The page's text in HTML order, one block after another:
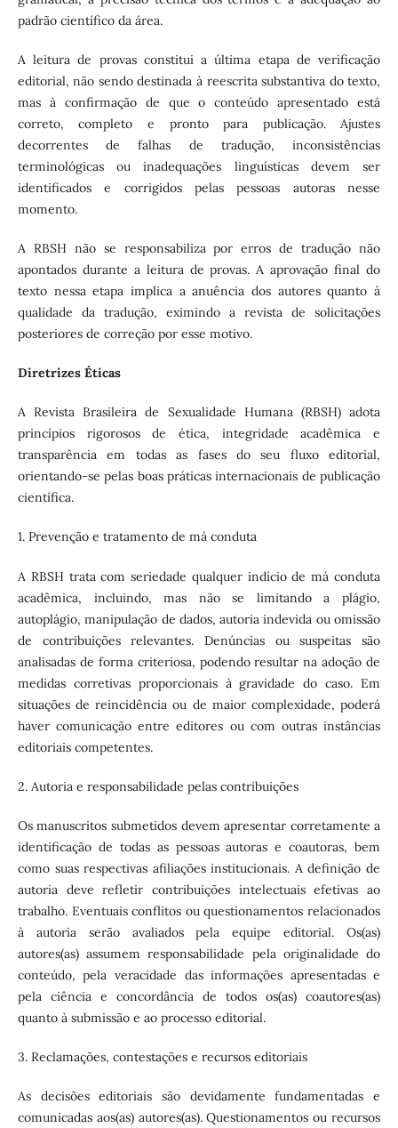
padrão científico da área.
A leitura de provas constitui a última etapa de verificação
editorial, não sendo destinada à reescrita substantiva do texto,
mas à confirmação de que o conteúdo apresentado está
correto, completo e pronto para publicação. Ajustes
decorrentes de falhas de tradução, inconsistências
terminológicas ou inadequações linguísticas devem ser
identificados e corrigidos pelas pessoas autoras nesse
momento.
A RBSH não se responsabiliza por erros de tradução não
apontados durante a leitura de provas. A aprovação final do
texto nessa etapa implica a anuência dos autores quanto à
qualidade da tradução, eximindo a revista de solicitações
posteriores de correção por esse motivo.
Diretrizes Éticas
A Revista Brasileira de Sexualidade Humana (RBSH) adota
princípios rigorosos de ética, integridade acadêmica e
transparência em todas as fases do seu fluxo editorial,
orientando-se pelas boas práticas internacionais de publicação
científica.
1. Prevenção e tratamento de má conduta
A RBSH trata com seriedade qualquer indício de má conduta
acadêmica, incluindo, mas não se limitando a plágio,
autoplágio, manipulação de dados, autoria indevida ou omissão
de contribuições relevantes. Denúncias ou suspeitas são
analisadas de forma criteriosa, podendo resultar na adoção de
medidas corretivas proporcionais à gravidade do caso. Em
situações de reincidência ou de maior complexidade, poderá
haver comunicação entre editores ou com outras instâncias
editoriais competentes.
2. Autoria e responsabilidade pelas contribuições
Os manuscritos submetidos devem apresentar corretamente a
identificação de todas as pessoas autoras e coautoras, bem
como suas respectivas afiliações institucionais. A definição de
autoria deve refletir contribuições intelectuais efetivas ao
trabalho. Eventuais conflitos ou questionamentos relacionados
à autoria serão avaliados pela equipe editorial. Os(as)
autores(as) assumem responsabilidade pela originalidade do
conteúdo, pela veracidade das informações apresentadas e
pela ciência e concordância de todos os(as) coautores(as)
quanto à submissão e ao processo editorial.
3. Reclamações, contestações e recursos editoriais
As decisões editoriais são devidamente fundamentadas e
comunicadas aos(as) autores(as). Questionamentos ou recursos